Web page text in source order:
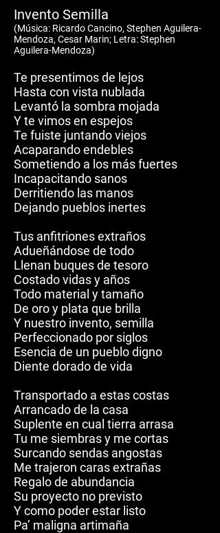
Invento Semilla
(Música: Ricardo Cancino, Stephen Aguilera-
Mendoza, Cesar Marin; Letra: Stephen
Aguilera-Mendoza)
Te presentimos de lejos
Hasta con vista nublada
Levantó la sombra mojada
Y te vimos en espejos
Te fuiste juntando viejos
Acaparando endebles
Sometiendo a los más fuertes
Incapacitando sanos
Derritiendo las manos
Dejando pueblos inertes
Tus anfitriones extraños
Adueñándose de todo
Llenan buques de tesoro
Costado vidas y años
Todo material y tamaño
De oro y plata que brilla
Y nuestro invento, semilla
Perfeccionado por siglos
Esencia de un pueblo digno
Diente dorado de vida
Transportado a estas costas
Arrancado de la casa
Suplente en cual tierra arrasa
Tu me siembras y me cortas
Surcando sendas angostas
Me trajeron caras extrañas
Regalo de abundancia
Su proyecto no previsto
Y como poder estar listo
Pa’ maligna artimaña